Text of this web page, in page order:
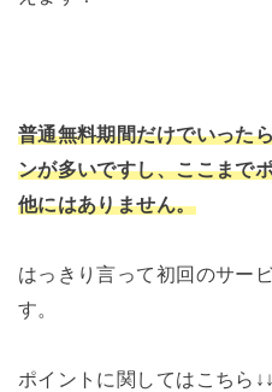
普通無料期間だけでいった
ンが多いですし、ここまで
他にはありません。
はっきり言って初回のサー
す。
ポイントに関してはこちら↓↓